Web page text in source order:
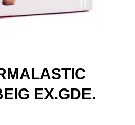
EX.GDE.